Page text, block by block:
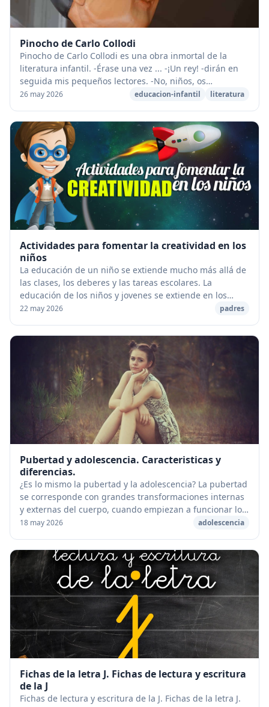
Pinocho de Carlo Collodi
Pinocho de Carlo Collodi es una obra inmortal de la
literatura infantil. -Érase una vez ... -¡Un rey! -dirán en
seguida mis pe­queños lectores. -No, niños, os
equivocáis. Érase una vez un pedazo de ma...
26 may 2026 educacion-infantil literatura
Actividades para fomentar la creatividad en los
niños
La educación de un niño se extiende mucho más allá de
las clases, los deberes y las tareas escolares. La
educación de los niños y jovenes se extiende en los
ambientes donde viven y juegan. Muchos padr...
22 may 2026 padres
Pubertad y adolescencia. Caracteristicas y
diferencias.
¿Es lo mismo la pubertad y la adolescencia? La pubertad
se corresponde con grandes transformaciones internas
y externas del cuerpo, cuando empiezan a funcionar los
órganos genitales. La adolescencia c...
18 may 2026 adolescencia
Fichas de la letra J. Fichas de lectura y escritura
de la J
Fichas de lectura y escritura de la J. Fichas de la letra J.